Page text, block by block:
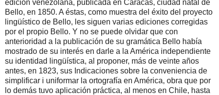
edición venezolana, publicada en Caracas, ciudad natal de
Bello, en 1850. A éstas, como muestra del éxito del proyecto
lingüístico de Bello, les siguen varias ediciones corregidas
por el propio Bello. Y no se puede olvidar que con
anterioridad a la publicación de su gramática Bello había
mostrado de su interés en darle a la América independiente
su identidad lingüística, al proponer, más de veinte años
antes, en 1823, sus Indicaciones sobre la conveniencia de
simplificar i uniformar la ortografía en América, obra que por
lo demás tuvo aplicación práctica, al menos en Chile, hasta